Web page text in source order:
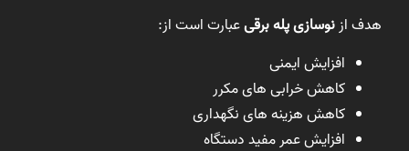
هدف ازنوسازی پله برقیعبارت است از:
افزایش ایمنی
کاهش خرابی های مکرر
کاهش هزینه های نگهداری
افزایش عمر مفید دستگاه